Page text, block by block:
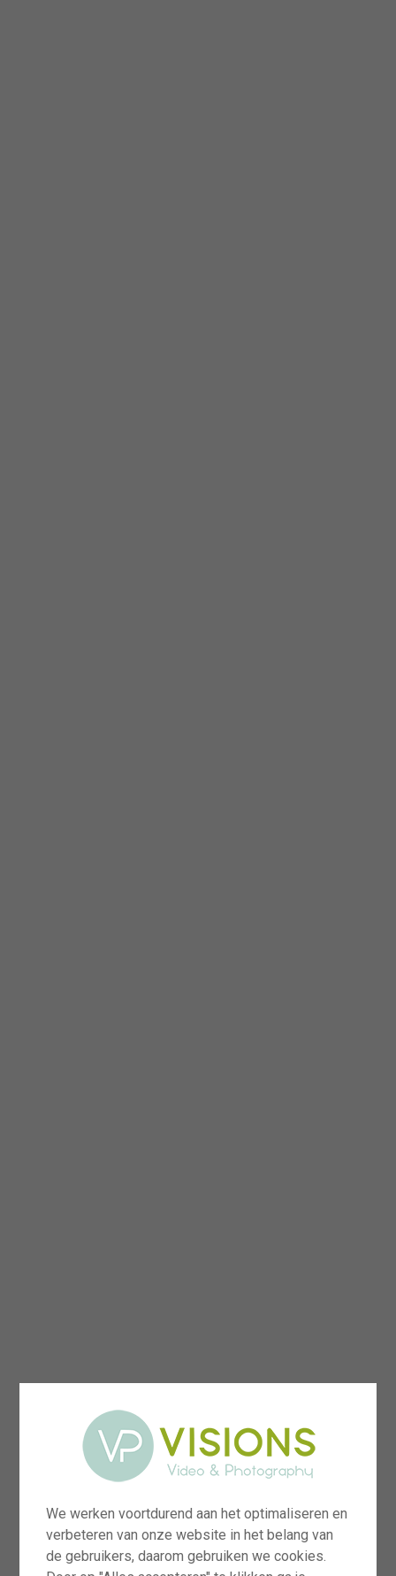
We werken voortdurend aan het optimaliseren en
verbeteren van onze website in het belang van
de gebruikers, daarom gebruiken we cookies.